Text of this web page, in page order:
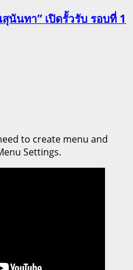
นันทา” เปิดรั้วรับ รอบที่ 1
to create menu and
Settings.